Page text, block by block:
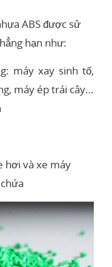
ABS được sử
hạn như:
máy xay sinh tố,
máy ép trái cây…
hơi và xe máy